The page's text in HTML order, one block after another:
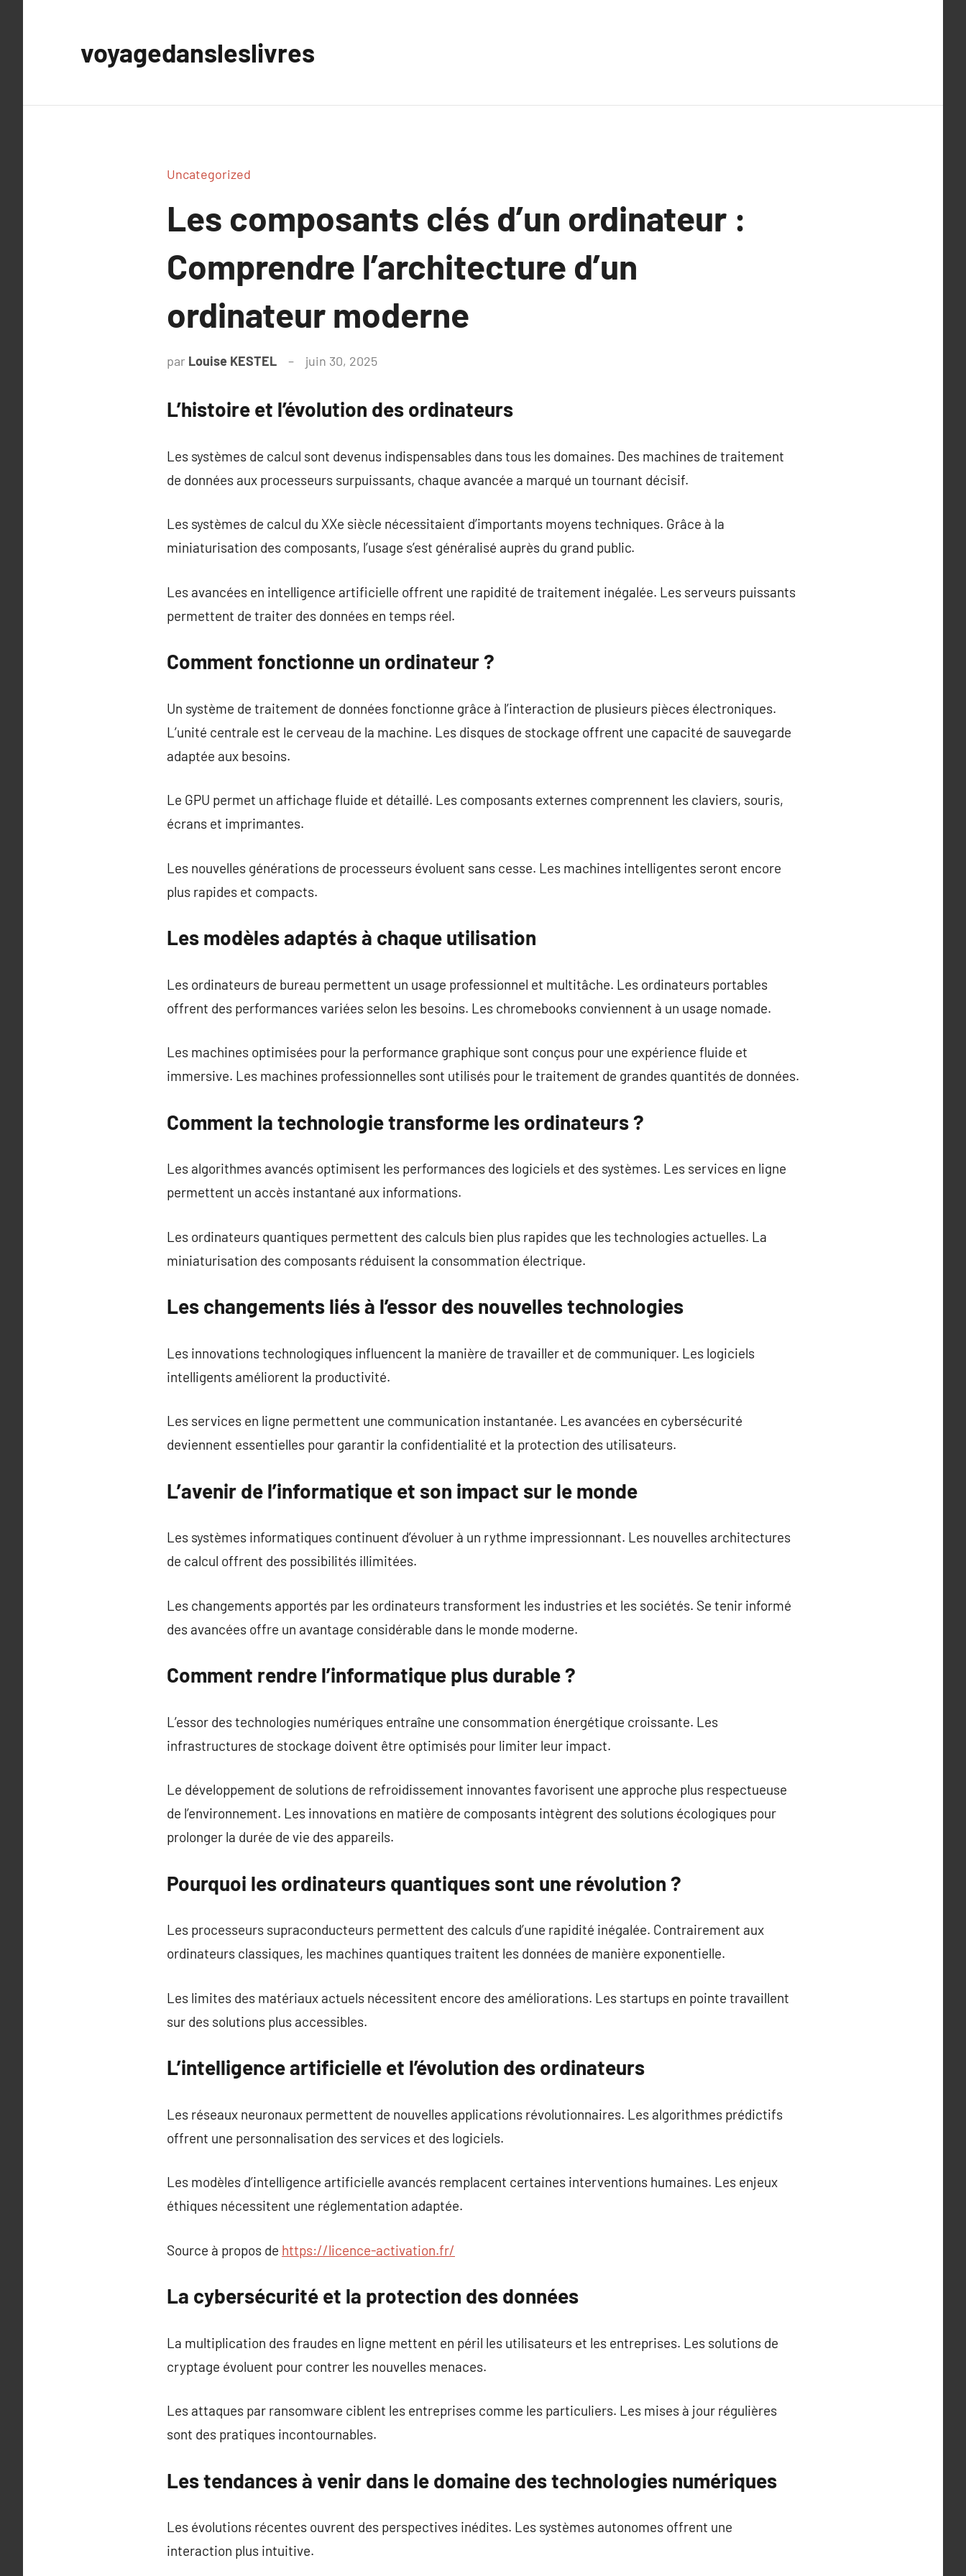
voyagedansleslivres
Uncategorized
Les composants clés d’un ordinateur :
Comprendre l’architecture d’un
ordinateur moderne
par Louise KESTEL juin 30, 2025
L’histoire et l’évolution des ordinateurs
Les systèmes de calcul sont devenus indispensables dans tous les domaines. Des machines de traitement
de données aux processeurs surpuissants, chaque avancée a marqué un tournant décisif.
Les systèmes de calcul du XXe siècle nécessitaient d’importants moyens techniques. Grâce à la
miniaturisation des composants, l’usage s’est généralisé auprès du grand public.
Les avancées en intelligence artificielle offrent une rapidité de traitement inégalée. Les serveurs puissants
permettent de traiter des données en temps réel.
Comment fonctionne un ordinateur ?
Un système de traitement de données fonctionne grâce à l’interaction de plusieurs pièces électroniques.
L’unité centrale est le cerveau de la machine. Les disques de stockage offrent une capacité de sauvegarde
adaptée aux besoins.
Le GPU permet un affichage fluide et détaillé. Les composants externes comprennent les claviers, souris,
écrans et imprimantes.
Les nouvelles générations de processeurs évoluent sans cesse. Les machines intelligentes seront encore
plus rapides et compacts.
Les modèles adaptés à chaque utilisation
Les ordinateurs de bureau permettent un usage professionnel et multitâche. Les ordinateurs portables
offrent des performances variées selon les besoins. Les chromebooks conviennent à un usage nomade.
Les machines optimisées pour la performance graphique sont conçus pour une expérience fluide et
immersive. Les machines professionnelles sont utilisés pour le traitement de grandes quantités de données.
Comment la technologie transforme les ordinateurs ?
Les algorithmes avancés optimisent les performances des logiciels et des systèmes. Les services en ligne
permettent un accès instantané aux informations.
Les ordinateurs quantiques permettent des calculs bien plus rapides que les technologies actuelles. La
miniaturisation des composants réduisent la consommation électrique.
Les changements liés à l’essor des nouvelles technologies
Les innovations technologiques influencent la manière de travailler et de communiquer. Les logiciels
intelligents améliorent la productivité.
Les services en ligne permettent une communication instantanée. Les avancées en cybersécurité
deviennent essentielles pour garantir la confidentialité et la protection des utilisateurs.
L’avenir de l’informatique et son impact sur le monde
Les systèmes informatiques continuent d’évoluer à un rythme impressionnant. Les nouvelles architectures
de calcul offrent des possibilités illimitées.
Les changements apportés par les ordinateurs transforment les industries et les sociétés. Se tenir informé
des avancées offre un avantage considérable dans le monde moderne.
Comment rendre l’informatique plus durable ?
L’essor des technologies numériques entraîne une consommation énergétique croissante. Les
infrastructures de stockage doivent être optimisés pour limiter leur impact.
Le développement de solutions de refroidissement innovantes favorisent une approche plus respectueuse
de l’environnement. Les innovations en matière de composants intègrent des solutions écologiques pour
prolonger la durée de vie des appareils.
Pourquoi les ordinateurs quantiques sont une révolution ?
Les processeurs supraconducteurs permettent des calculs d’une rapidité inégalée. Contrairement aux
ordinateurs classiques, les machines quantiques traitent les données de manière exponentielle.
Les limites des matériaux actuels nécessitent encore des améliorations. Les startups en pointe travaillent
sur des solutions plus accessibles.
L’intelligence artificielle et l’évolution des ordinateurs
Les réseaux neuronaux permettent de nouvelles applications révolutionnaires. Les algorithmes prédictifs
offrent une personnalisation des services et des logiciels.
Les modèles d’intelligence artificielle avancés remplacent certaines interventions humaines. Les enjeux
éthiques nécessitent une réglementation adaptée.
Source à propos de https://licence-activation.fr/
La cybersécurité et la protection des données
La multiplication des fraudes en ligne mettent en péril les utilisateurs et les entreprises. Les solutions de
cryptage évoluent pour contrer les nouvelles menaces.
Les attaques par ransomware ciblent les entreprises comme les particuliers. Les mises à jour régulières
sont des pratiques incontournables.
Les tendances à venir dans le domaine des technologies numériques
Les évolutions récentes ouvrent des perspectives inédites. Les systèmes autonomes offrent une
interaction plus intuitive.